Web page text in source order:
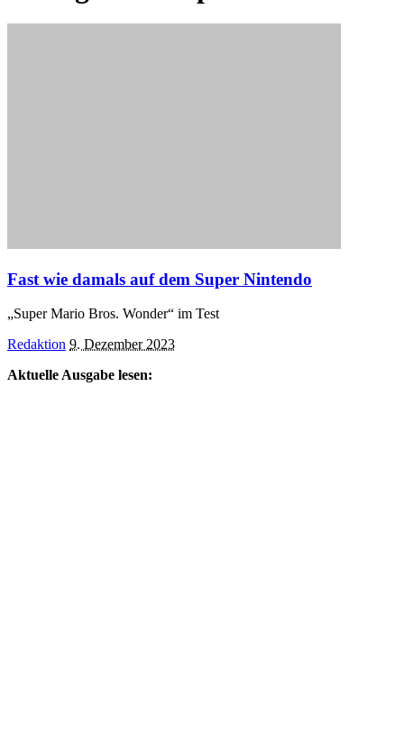
Fast wie damals auf dem Super Nintendo
„Super Mario Bros. Wonder“ im Test
Posted
Redaktion 9. Dezember 2023
Aktuelle Ausgabe lesen: